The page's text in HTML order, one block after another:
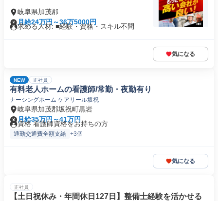
岐阜県加茂郡
月給24万円～36万5000円
求める人材: ■経験・資格・スキル不問
気になる
NEW 正社員
有料老人ホームの看護師/常勤・夜勤有り
ナーシングホーム ケアリール坂祝
岐阜県加茂郡坂祝町黒岩
月給35万円～41万円
資格 看護師資格をお持ちの方
通勤交通費全額支給 +3個
気になる
正社員
【土日祝休み・年間休日127日】整備士経験を活かせる